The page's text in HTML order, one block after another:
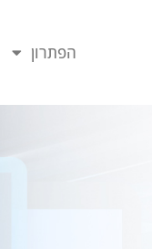
הפתרון